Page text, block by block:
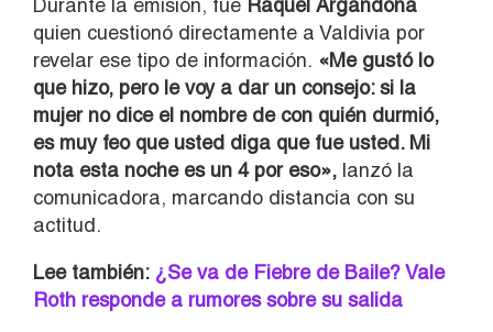
Durante la emisión, fue Raquel Argandoña
quien cuestionó directamente a Valdivia por
revelar ese tipo de información. «Me gustó lo
que hizo, pero le voy a dar un consejo: si la
mujer no dice el nombre de con quién durmió,
es muy feo que usted diga que fue usted. Mi
nota esta noche es un 4 por eso», lanzó la
comunicadora, marcando distancia con su
actitud.
Lee también:¿Se va de Fiebre de Baile? Vale
Roth responde a rumores sobre su salida